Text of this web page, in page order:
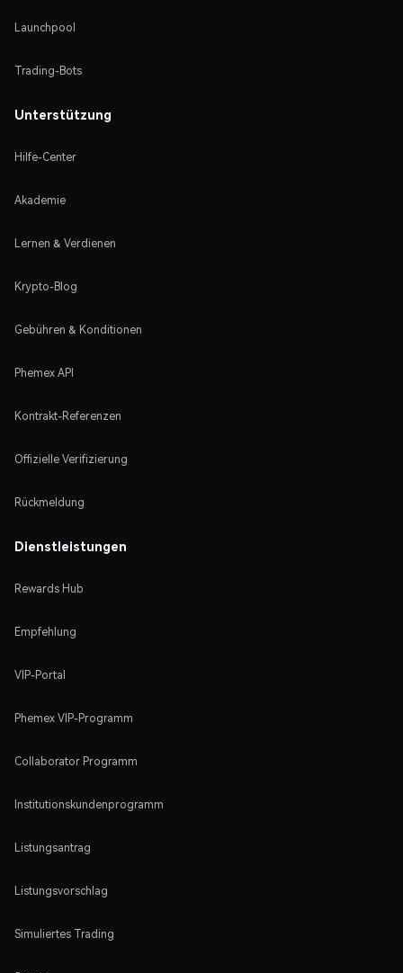
Launchpool
Trading-Bots
Unterstützung
Hilfe-Center
Akademie
Lernen & Verdienen
Krypto-Blog
Gebühren & Konditionen
Phemex API
Kontrakt-Referenzen
Offizielle Verifizierung
Rückmeldung
Dienstleistungen
Rewards Hub
Empfehlung
VIP-Portal
Phemex VIP-Programm
Collaborator Programm
Institutionskundenprogramm
Listungsantrag
Listungsvorschlag
Simuliertes Trading